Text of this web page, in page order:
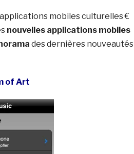
mobiles culturelles €
nouvelles applications mobiles
des dernières nouveautés
of Art